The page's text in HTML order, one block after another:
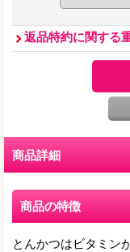
返品特約に関する
商品詳細
商品の特徴
とんかつはビタミン